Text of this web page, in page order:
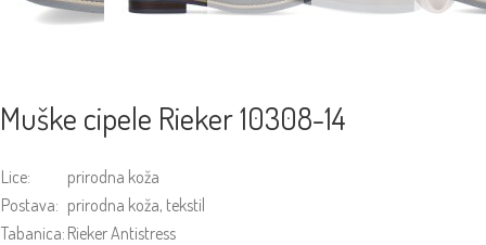
Muške cipele Rieker 10308-14
Lice:
prirodna koža
Postava: prirodna koža, tekstil
Tabanica: Rieker Antistress